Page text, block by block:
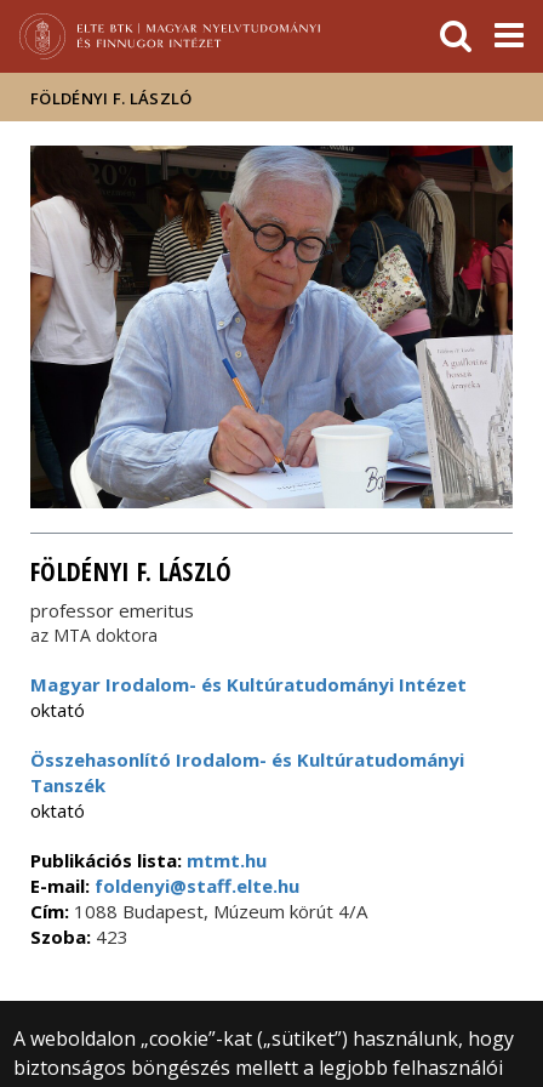
Hírek
Események
ELTE a
sajtóban
FÖLDÉNYI F. LÁSZLÓ
FÖLDÉNYI F. LÁSZLÓ
professor emeritus
az MTA doktora
Magyar Irodalom- és Kultúratudományi Intézet
oktató
Összehasonlító Irodalom- és Kultúratudományi
Tanszék
oktató
Publikációs lista: mtmt.hu
E-mail: foldenyi@staff.elte.hu
Cím: 1088 Budapest, Múzeum körút 4/A
Szoba: 423
A weboldalon „cookie”-kat („sütiket”) használunk, hogy
biztonságos böngészés mellett a legjobb felhasználói
© 2025 Eötvös Loránd Tudományegyetem